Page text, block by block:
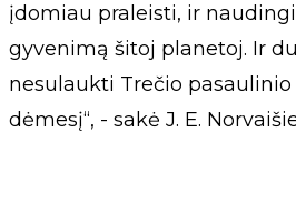
įdomiau praleisti, ir
gyvenimą šitoj planetoj. Ir
nesulaukti Trečio pasaulinio
dėmesį“, - sakė J. E.